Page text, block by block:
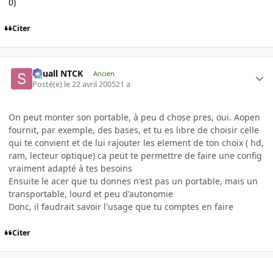
Citer
Squall NTCK Ancien
Posté(e) le 22 avril 200521 a
On peut monter son portable, à peu d chose pres, oui. Aopen
fournit, par exemple, des bases, et tu es libre de choisir celle
qui te convient et de lui rajouter les element de ton choix ( hd,
ram, lecteur optique) ca peut te permettre de faire une config
vraiment adapté à tes besoins
Ensuite le acer que tu donnes n'est pas un portable, mais un
transportable, lourd et peu d'autonomie
Donc, il faudrait savoir l'usage que tu comptes en faire
Citer